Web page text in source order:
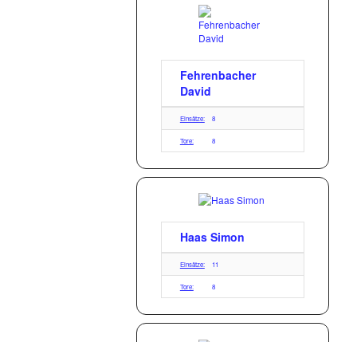
Fehrenbacher
David
Einsätze: 8
Tore: 8
Haas Simon
Einsätze: 11
Tore: 8